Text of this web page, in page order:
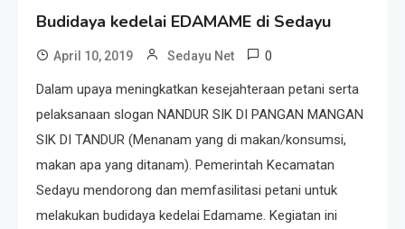
Budidaya kedelai EDAMAME di Sedayu
April 10, 2019 Sedayu Net 0
Dalam upaya meningkatkan kesejahteraan petani serta
pelaksanaan slogan NANDUR SIK DI PANGAN MANGAN
SIK DI TANDUR (Menanam yang di makan/konsumsi,
makan apa yang ditanam). Pemerintah Kecamatan
Sedayu mendorong dan memfasilitasi petani untuk
melakukan budidaya kedelai Edamame. Kegiatan ini